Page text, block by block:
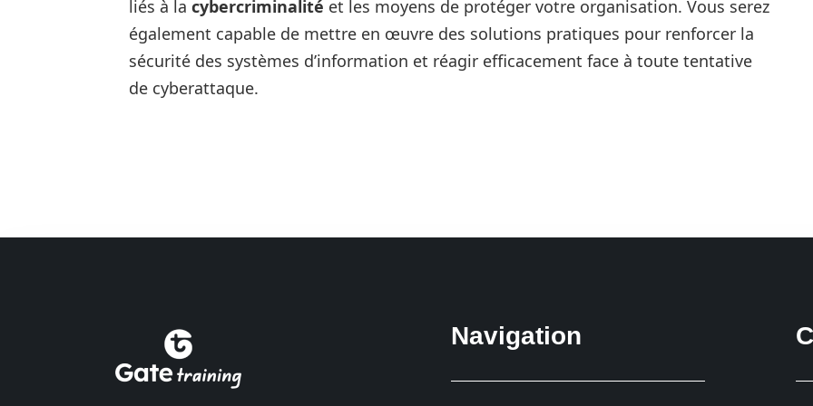
liés à la cybercriminalité et les moyens de protéger votre organisation. Vous serez
également capable de mettre en œuvre des solutions pratiques pour renforcer la
sécurité des systèmes d’information et réagir efficacement face à toute tentative
de cyberattaque.
Navigation